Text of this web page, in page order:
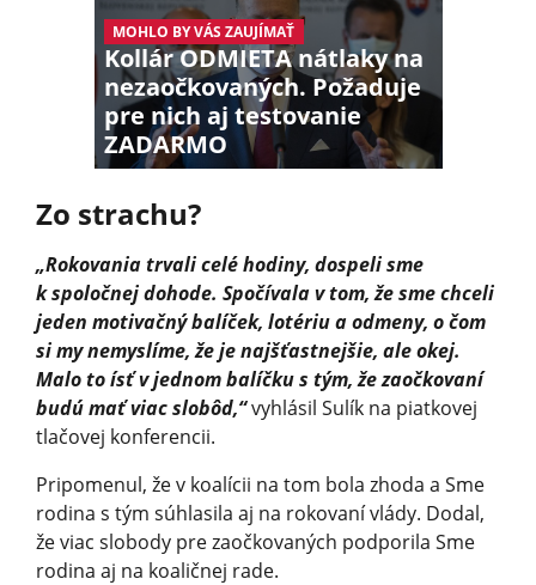
MOHLO BY VÁS ZAUJÍMAŤ
Kollár ODMIETA nátlaky na
nezaočkovaných. Požaduje
pre nich aj testovanie
ZADARMO
Zo strachu?
„Rokovania trvali celé hodiny, dospeli sme
k spoločnej dohode. Spočívala v tom, že sme chceli
jeden motivačný balíček, lotériu a odmeny, o čom
si my nemyslíme, že je najšťastnejšie, ale okej.
Malo to ísť v jednom balíčku s tým, že zaočkovaní
budú mať viac slobôd,“vyhlásil Sulík na piatkovej
tlačovej konferencii.
Pripomenul, že v koalícii na tom bola zhoda a Sme
rodina s tým súhlasila aj na rokovaní vlády. Dodal,
že viac slobody pre zaočkovaných podporila Sme
rodina aj na koaličnej rade.